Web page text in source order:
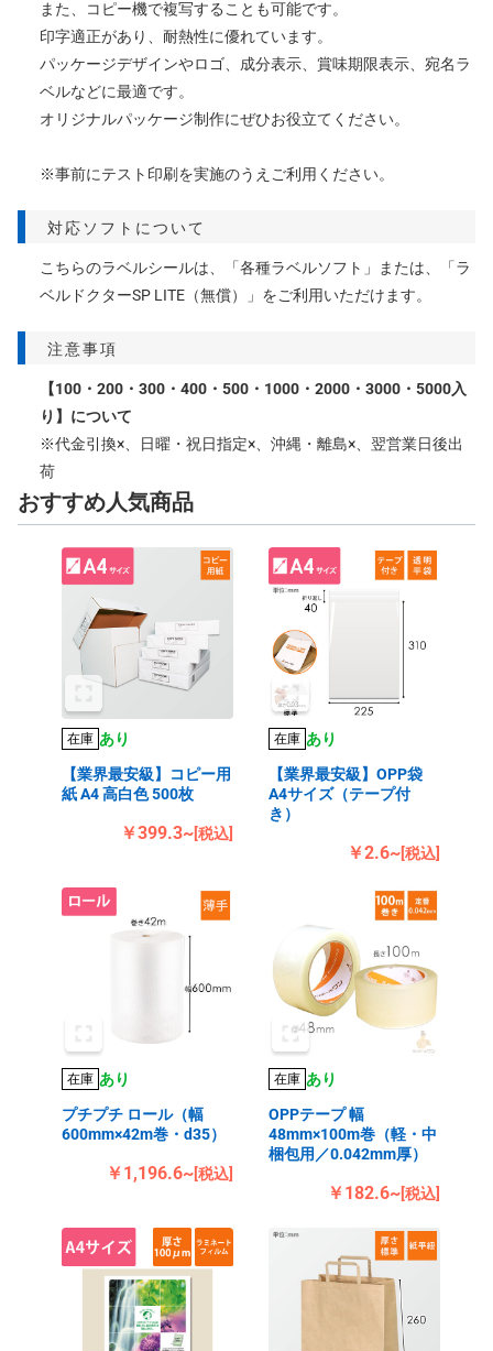
また、コピー機で複写することも可能です。
印字適正があり、耐熱性に優れています。
パッケージデザインやロゴ、成分表示、賞味期限表示、宛名ラ
ベルなどに最適です。
オリジナルパッケージ制作にぜひお役立てください。
※事前にテスト印刷を実施のうえご利用ください。
対応ソフトについて
こちらのラベルシールは、「各種ラベルソフト」または、「ラ
ベルドクターSP LITE（無償）
」をご利用いただけます。
注意事項
【100・200・300・400・500・1000・2000・3000・5000入
り】について
※代金引換×、日曜・祝日指定×、沖縄・離島×、翌営業日後出
荷
おすすめ人気商品
在庫 あり
【業界最安級】コピー用
紙 A4 高白色 500枚
￥399.3~[税込]
在庫 あり
【業界最安級】OPP袋
A4サイズ（テープ付
き）
￥2.6~[税込]
在庫 あり
プチプチ ロール（幅
600mm×42m巻・d35）
￥1,196.6~[税込]
在庫 あり
OPPテープ 幅
48mm×100m巻（軽・中
梱包用／0.042mm厚）
￥182.6~[税込]